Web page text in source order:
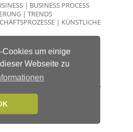
um einige
Webseite zu
| BUSINESS PROCESS
| TRENDS
| KÜNSTLICHE
und
Ohne
es trotzdem